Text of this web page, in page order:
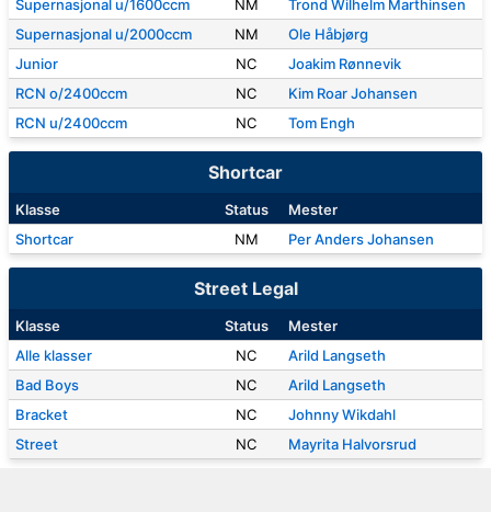
Supernasjonal u/1600ccm
NM
Trond Wilhelm Marthinsen
Supernasjonal u/2000ccm
NM
Ole Håbjørg
Junior
NC
Joakim Rønnevik
RCN o/2400ccm
NC
Kim Roar Johansen
RCN u/2400ccm
NC Tom Engh
Shortcar
Klasse Status
Mester
Shortcar
NM Per Anders Johansen
Street Legal
Klasse Status
Mester
Alle klasser
NC
Arild Langseth
Bad Boys
NC
Arild Langseth
Bracket
NC
Johnny Wikdahl
Street
NC Mayrita Halvorsrud